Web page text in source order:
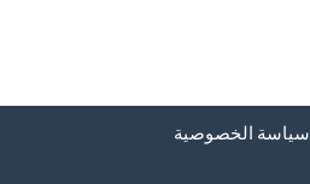
سياسة الخصوصية